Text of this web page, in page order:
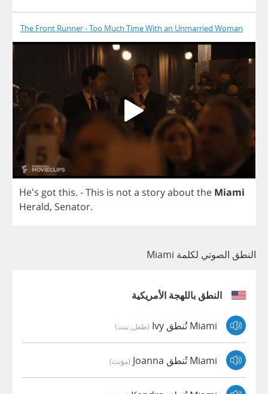
The Front Runner - Too Much Time With an Unmarried Woman
He's gotthis. -This is nota storyaboutthe Miami
Herald, Senator.
النطق الصوتي لكلمة Miami
النطق باللهجة الأمريكية
Miami تُنطق Ivy (طفل, بنت)
Miami تُنطق Joanna (مؤنث)